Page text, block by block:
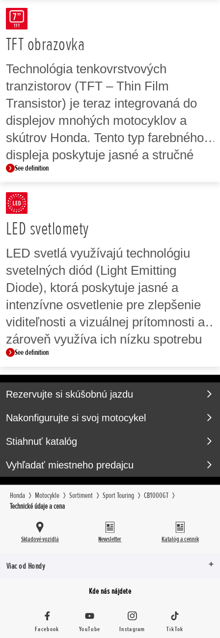
regulácie zdvíhania zadného kolesa.
TFT obrazovka
Technológia tenkovrstvových
tranzistorov (TFT – Thin Film
Transistor) je teraz integrovaná do
displejov mnohých motocyklov a
skútrov Honda. Tento typ farebného
displeja poskytuje jasné a stručné
informácie pre používateľa a v
niektorých modeloch je integrovaná
dotyková obrazovka.
See definition
LED svetlomety
LED svetlá využívajú technológiu
svetelných diód (Light Emitting
Diode), ktorá poskytuje jasné a
intenzívne osvetlenie pre zlepšenie
viditeľnosti a vizuálnej prítomnosti a
zároveň využíva ich nízku spotrebu
energie.
See definition
Rezervujte si skúšobnú jazdu
Nakonfigurujte si svoj motocykel
Stiahnuť katalóg
Vyhľadať miestneho predajcu
Honda Motocykle Sortiment Sport Touring
CB1000GT
Technické údaje a cena
Skladové vozidlá Newsletter Katalóg a cenník
Viac od Hondy
Kde nás nájdete
Facebook YouTube Instagram TikTok